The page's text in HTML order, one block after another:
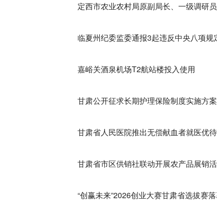
定西市农业农村局原副局长、一级调研
临夏州纪委监委通报3起违反中央八项规
嘉峪关酒泉机场T2航站楼投入使用
甘肃公开征求长期护理保险制度实施方
甘肃省人民医院推出无偿献血者就医优
甘肃省市区供销社联动开展农产品展销
“创赢未来”2026创业大赛甘肃省选拔赛